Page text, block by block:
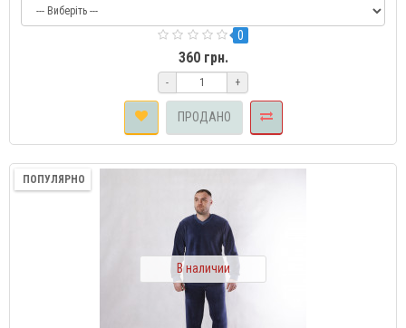
0
360 грн.
- +
ПРОДАНО
ПОПУЛЯРНО
В наличии